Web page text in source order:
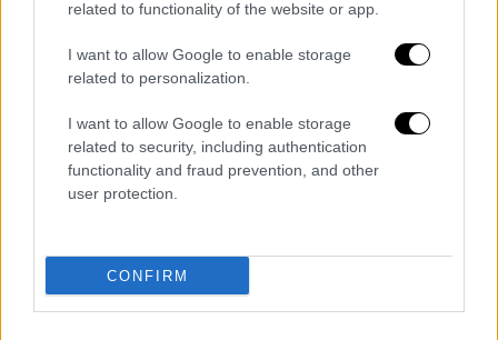
related to functionality of the website or app.
I want to allow Google to enable storage
related to personalization.
I want to allow Google to enable storage
related to security, including authentication
functionality and fraud prevention, and other
user protection.
CONFIRM
Διαβάστε ακόμη
αδυναμία, τώρα το βλέπω ως δύναμη»